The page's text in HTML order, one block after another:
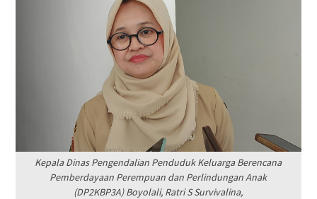
Kepala Dinas Pengendalian Penduduk Keluarga Berencana
Pemberdayaan Perempuan dan Perlindungan Anak
(DP2KBP3A) Boyolali, Ratri S Survivalina,